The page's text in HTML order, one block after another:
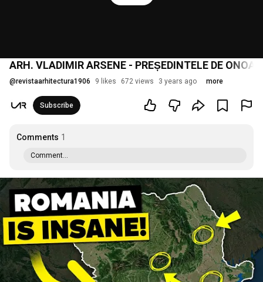
ARH. VLADIMIR ARSENE - PREȘEDINTELE DE
@revistaarhitectura1906 9 likes 672 views 3 years ago more
Subscribe
Comments 1
Comment...